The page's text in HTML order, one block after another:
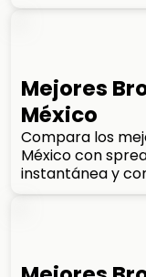
Mejores
México
Compara los
México con
instantánea y